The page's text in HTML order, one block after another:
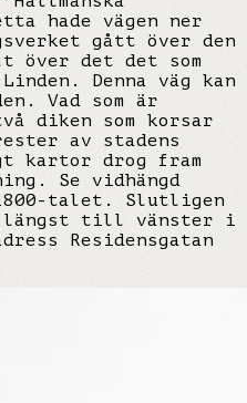
hade vägen ner
gått över den
över det det som
Denna väg kan
Vad som är
diken som korsar
av stadens
kartor drog fram
Se vidhängd
talet. Slutligen
längst till vänster i
Residensgatan